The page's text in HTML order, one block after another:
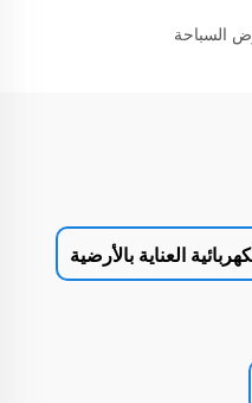
السباحة
العناية بالأرضية